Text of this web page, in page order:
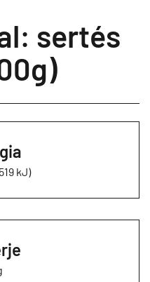
sertés
kJ)